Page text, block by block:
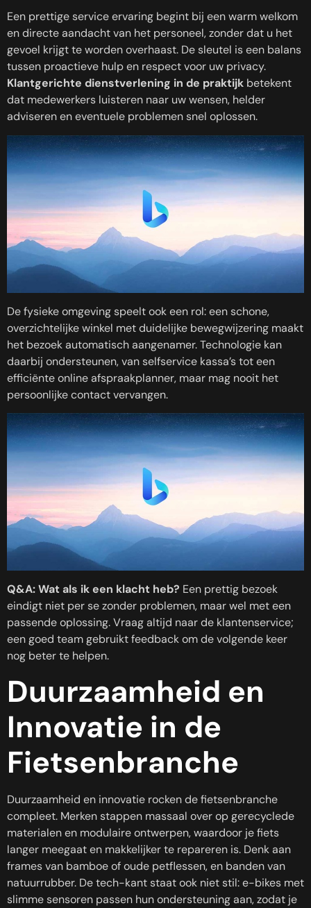
Een prettige service ervaring begint bij een warm welkom
en directe aandacht van het personeel, zonder dat u het
gevoel krijgt te worden overhaast. De sleutel is een balans
tussen proactieve hulp en respect voor uw privacy.
Klantgerichte dienstverlening in de praktijk betekent
dat medewerkers luisteren naar uw wensen, helder
adviseren en eventuele problemen snel oplossen.
De fysieke omgeving speelt ook een rol: een schone,
overzichtelijke winkel met duidelijke bewegwijzering maakt
het bezoek automatisch aangenamer. Technologie kan
daarbij ondersteunen, van selfservice kassa’s tot een
efficiënte online afspraakplanner, maar mag nooit het
persoonlijke contact vervangen.
Q&A: Wat als ik een klacht heb? Een prettig bezoek
eindigt niet per se zonder problemen, maar wel met een
passende oplossing. Vraag altijd naar de klantenservice;
een goed team gebruikt feedback om de volgende keer
nog beter te helpen.
Duurzaamheid en
Innovatie in de
Fietsenbranche
Duurzaamheid en innovatie rocken de fietsenbranche
compleet. Merken stappen massaal over op gerecyclede
materialen en modulaire ontwerpen, waardoor je fiets
langer meegaat en makkelijker te repareren is. Denk aan
frames van bamboe of oude petflessen, en banden van
natuurrubber. De tech-kant staat ook niet stil: e-bikes met
slimme sensoren passen hun ondersteuning aan, zodat je